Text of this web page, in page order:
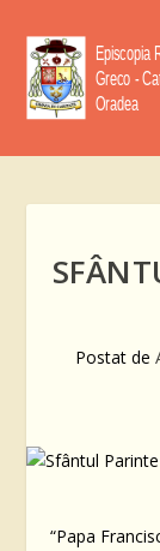
Postat de
“Papa